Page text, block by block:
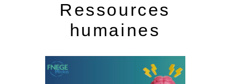
Ressources
humaines